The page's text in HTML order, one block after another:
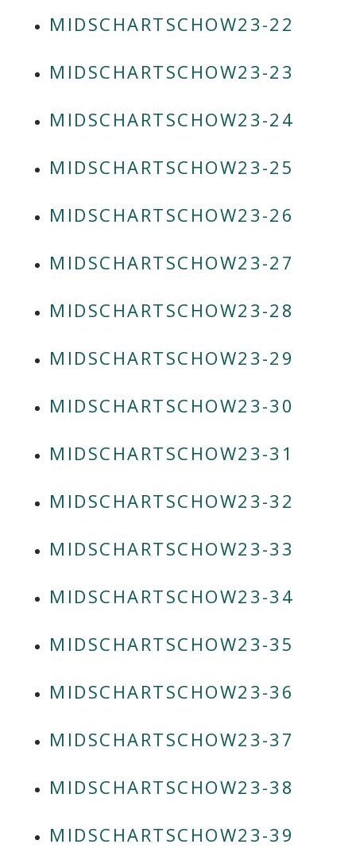
MIDSCHARTSCHOW23-22
MIDSCHARTSCHOW23-23
MIDSCHARTSCHOW23-24
MIDSCHARTSCHOW23-25
MIDSCHARTSCHOW23-26
MIDSCHARTSCHOW23-27
MIDSCHARTSCHOW23-28
MIDSCHARTSCHOW23-29
MIDSCHARTSCHOW23-30
MIDSCHARTSCHOW23-31
MIDSCHARTSCHOW23-32
MIDSCHARTSCHOW23-33
MIDSCHARTSCHOW23-34
MIDSCHARTSCHOW23-35
MIDSCHARTSCHOW23-36
MIDSCHARTSCHOW23-37
MIDSCHARTSCHOW23-38
MIDSCHARTSCHOW23-39